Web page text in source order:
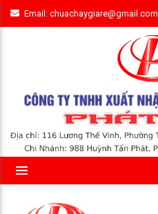
Email: chuachaygiare@gmail.com